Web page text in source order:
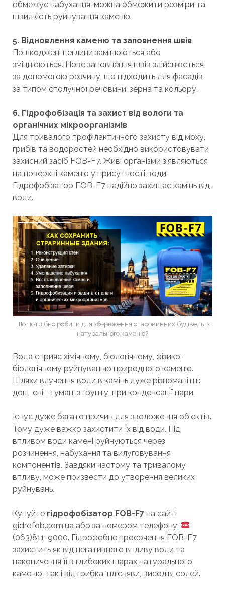
обмежує набухання, можна обмежити розміри та
швидкість руйнування каменю.
5. Відновлення каменю та заповнення швів
Пошкоджені цеглини замінюються або
зміцнюються. Нове заповнення швів здійснюється
за допомогою розчину, що підходить для фасадів
за типом сполучної речовини, зерна та кольору.
6. Гідрофобізація та захист від вологи та
органічних мікроорганізмів
Для тривалого профілактичного захисту від моху,
грибів та водоростей необхідно використовувати
захисний засіб FOB-F7. Живі організми з’являються
на поверхні каменю у присутності води.
Гідрофобізатор FOB-F7 надійно захищає камінь від
води.
Що потрібно робити для збереження старовинних будівель із
натурального каменю?
Вода сприяє хімічному, біологічному, фізико-
біологічному руйнуванню природного каменю.
Шляхи влучення води в камінь дуже різноманітні:
дощ, сніг, туман, з ґрунту, при конденсації пари.
Існує дуже багато причин для зволоження об’єктів.
Тому дуже важко захистити їх від води. Під
впливом води камені руйнуються через
розчинення, набухання та вилуговування
компонентів. Завдяки частому та тривалому
впливу, може призвести до утворення великих
руйнувань.
Купуйтегідрофобізатор FOB-F7на сайті
gidrofob.com.ua або за номером телефону:
(063)811-9000. Гідрофобне просочення FOB-F7
захистить як від негативного впливу води та
накопичення її в глибоких шарах натурального
каменю, так і від грибка, плісняви, висолів, солей.